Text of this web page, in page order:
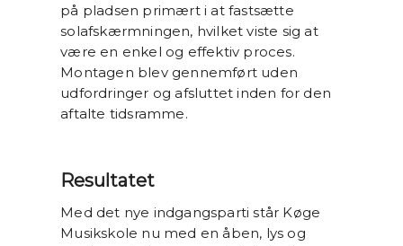
på pladsen primært i at fastsætte
solafskærmningen, hvilket viste sig at
være en enkel og effektiv proces.
Montagen blev gennemført uden
udfordringer og afsluttet inden for den
aftalte tidsramme.
Resultatet
Med det nye indgangsparti står Køge
Musikskole nu med en åben, lys og